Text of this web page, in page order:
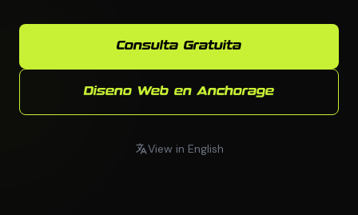
Consulta Gratuita
Diseno Web en Anchorage
View in English